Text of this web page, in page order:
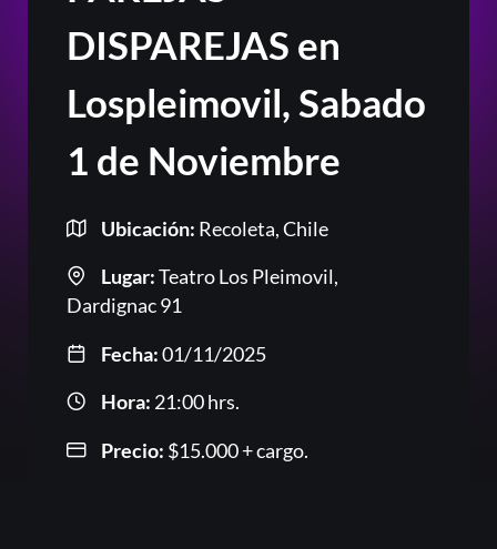
DISPAREJAS en
Lospleimovil, Sabado
1 de Noviembre
Ubicación: Recoleta, Chile
Lugar:Teatro Los Pleimovil,
Dardignac 91
Fecha:01/11/2025
Hora: 21:00 hrs.
Precio: $15.000+ cargo.
Or